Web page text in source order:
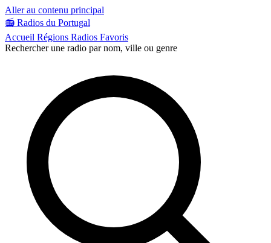
Aller au contenu principal
📻 Radios du Portugal
Accueil Régions Radios Favoris
Rechercher une radio par nom, ville ou genre